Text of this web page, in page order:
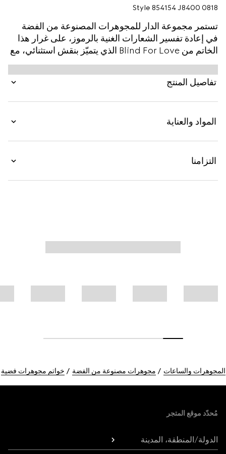
Style ‎854154 J8400 0818
تستمر مجموعة الدار للمجوهرات المصنوعة من الفضة
في إعادة تفسير الشعارات الغنية بالرموز، على غرار هذا
الخاتم من Blind For Love الذي يتميّز بنقش استثنائي، مع
مواد فاخرة ومهارة حِرَفية دقيقة ولمسة أناقة بارزة.
تفاصيل المنتج
المواد والعناية
التزامنا
المجوهرات والساعات مجوهرات مصنوعة من الفضة خواتم مجوهرات فضية
مُحدّد موقع المتجر
الدولة/المنطقة، المدينة